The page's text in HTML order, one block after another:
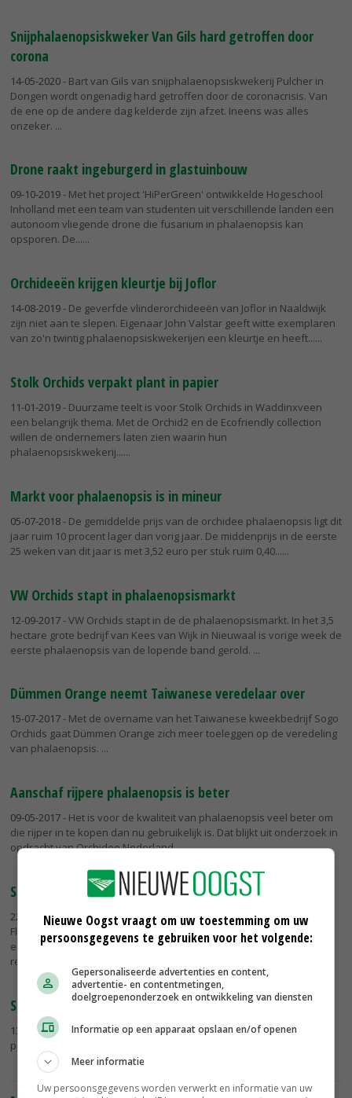
Snijphalaenopsiskweker Van Gils hard getroffen door
corona
14-05-2020- Bart van Gils van snijphalaenopsiskwekerij Pulcher in
Dongen wordt ongenadig hard getroffen door de coronacrisis. Van
de ene op de andere dag kelderde zijn afzet. Ineens was alles
onzeker.
Drone raakt ingeburgerd in glastuinbouw
09-10-2019- Met het project 'HiPerGreen' ontwikkelde Hogeschool
Inholland met een team van studenten uit verschillende landen een
autonoom vliegende drone die fusarium in phalaenopsis kan
opsporen. De...
Orchideeën krijgen kleurtje bij Joflor
14-08-2019- De geverfde vlinderorchideeën van Joflor in Naaldwijk
zijn niet aan te slepen. Eigenaar John Valstar geeft witte exemplaren
van zo'n twintig phalaenopsiskwekerijen een kleurtje en heeft...
Stolk Orchids verpakt plant in papier
11-01-2019- Duurzame teelt is voor Stolk Orchids in Waddinxveen
een belangrijk thema. Met de Orchid2 en de Ecofriendly collection
willen de ondernemers laten zien waarin hun
phalaenopsiskwekerij...
Markt voor phalaenopsis is in mineur
05-07-2018- De gemiddelde prijs van de orchidee phalaenopsis ligt dit
jaar ruim 10 procent lager dan vorig jaar. De middenprijs in de eerste
25 weken van dit jaar is met 3,52 euro per stuk ruim 0,40...
VW Orchids stapt in phalaenopsismarkt
12-09-2017- VW Orchids stapt in de de phalaenopsismarkt. In het 3,5
hectare grote bedrijf van Kees van Wijk in Nieuwaal is vorige week de
eerste phalaenopsis van de lopende band gerold.
Dümmen Orange neemt Taiwanese veredelaar over
15-07-2017- Met de overname van het Taiwanese kweekbedrijf Sogo
Orchids gaat Dümmen Orange zich meer toeleggen op de veredeling
van phalaenopsis.
Aanschaf rijpere phalaenopsis is beter
09-05-2017- Het is voor de kwaliteit van phalaenopsis veel beter om
die rijper in te kopen dan nu gebruikelijk is. Dat blijkt uit onderzoek in
opdracht van Orchidee Nederland.
Stolk Flora teelt Phalaenopsis in harmonie met natuur
22-12-2016- Jan Stolk van Stolk Flora heeft in november op de Trade
Flair in Aalsmeer 'Your Natural Orchid' gepresenteerd. De kweker wil
een verantwoord geteelde Phalaenopsis bieden, waarop geen
residu...
Start teelt in DaglichtKas
13-05-2014
- Ter Laak Orchids in Wateringen start als eerste
praktijkbedrijf met de teelt van phalaenopsis in een DaglichtKas.
Nieuwe Oogst vraagt om uw toestemming om uw
persoonsgegevens te gebruiken voor het volgende:
Gepersonaliseerde advertenties en content,
advertentie- en contentmetingen,
doelgroepenonderzoek en ontwikkeling van diensten
Informatie op een apparaat opslaan en/of openen
Meer informatie
Uw persoonsgegevens worden verwerkt en informatie van uw